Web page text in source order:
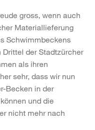
gross, wenn auch
Materiallieferung
Schwimmbeckens
Drittel der Stadtzürcher
als ihren
sehr, dass wir nun
Becken in der
und die
nicht mehr nach